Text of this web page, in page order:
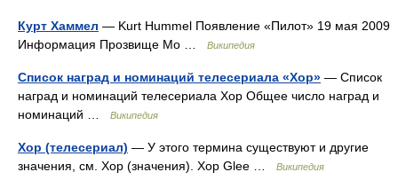
Курт Хаммел — Kurt Hummel Появление «Пилот» 19 мая 2009
Информация Прозвище Мо …
Википедия
Список наград и номинаций телесериала «Хор» — Список
наград и номинаций телесериала Хор Общее число наград и
номинаций …
Википедия
Хор (телесериал) — У этого термина существуют и другие
значения, см. Хор (значения). Хор Glee …
Википедия